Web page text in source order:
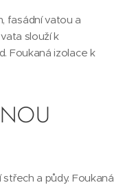
fasádní vatou a
slouží k
Foukaná izolace k
a půdy. Foukaná